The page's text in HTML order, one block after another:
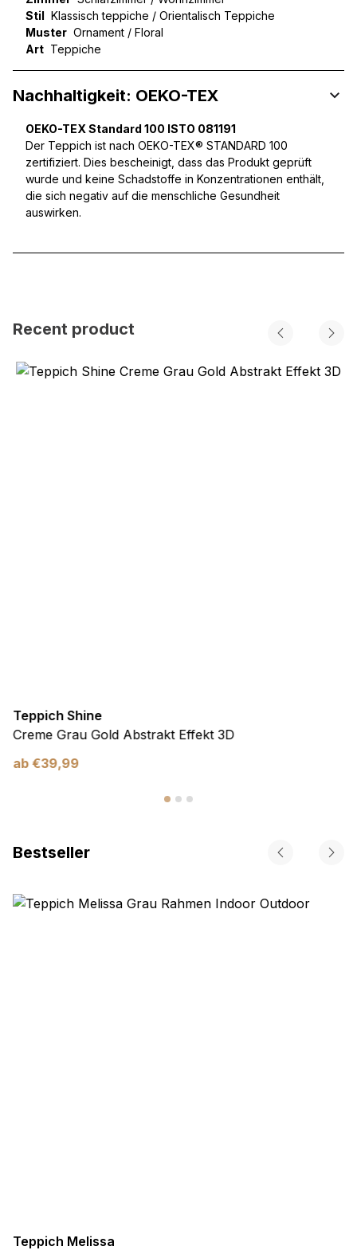
Stil Klassisch teppiche / Orientalisch Teppiche
Muster Ornament / Floral
Art Teppiche
Nachhaltigkeit: OEKO-TEX
OEKO-TEX Standard 100 ISTO 081191
Der Teppich ist nach OEKO-TEX® STANDARD 100
zertifiziert. Dies bescheinigt, dass das Produkt geprüft
wurde und keine Schadstoffe in Konzentrationen enthält,
die sich negativ auf die menschliche Gesundheit
auswirken.
Recent product
Teppich Shine
Creme Grau Gold Abstrakt Effekt 3D
ab €39,99
Bestseller
Teppich Melissa